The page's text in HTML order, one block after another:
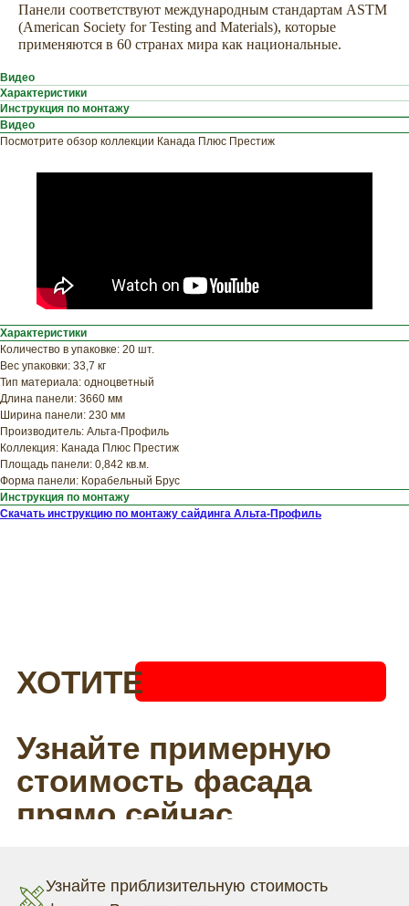
Панели соответствуют международным стандартам ASTM
(American Society for Testing and Materials), которые
применяются в 60 странах мира как национальные.
Видео
Характеристики
Инструкция по монтажу
Видео
Посмотрите обзор коллекции Канада Плюс Престиж
Характеристики
Количество в упаковке: 20 шт.
Вес упаковки: 33,7 кг
Тип материала: одноцветный
Длина панели: 3660 мм
Ширина панели: 230 мм
Производитель: Альта-Профиль
Коллекция: Канада Плюс Престиж
Площадь панели: 0,842 кв.м.
Форма панели: Корабельный Брус
Инструкция по монтажу
Скачать инструкцию по монтажу сайдинга Альта-Профиль
стоимость фасада
прямо сейчас
Узнайте приблизительную стоимость